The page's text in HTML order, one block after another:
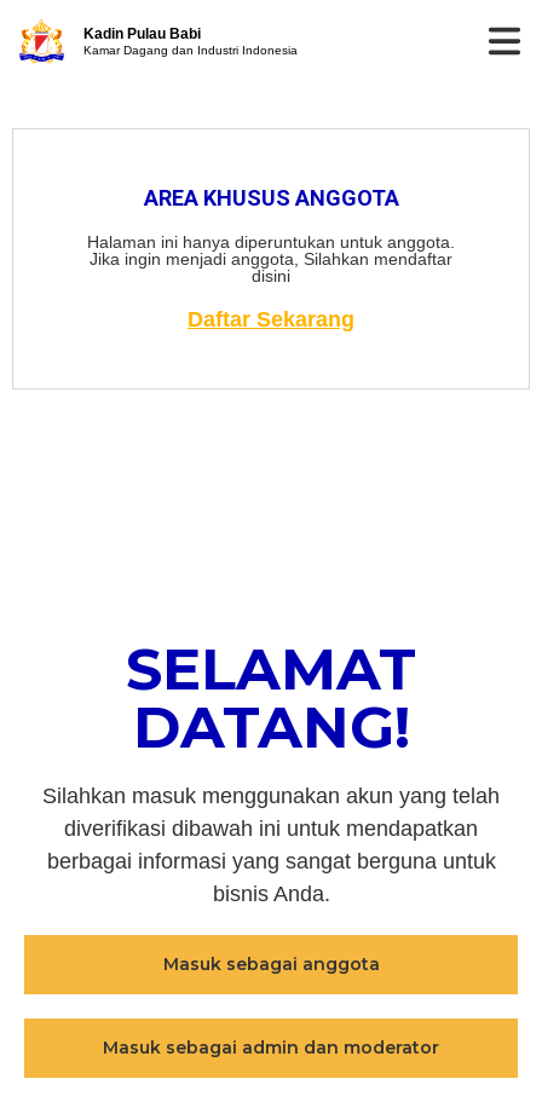
Kadin Pulau Babi
Kamar Dagang dan Industri Indonesia
AREA KHUSUS ANGGOTA
Halaman ini hanya diperuntukan untuk anggota.
Jika ingin menjadi anggota, Silahkan mendaftar
disini
Daftar Sekarang
SELAMAT
DATANG!
Silahkan masuk menggunakan akun yang telah
diverifikasi dibawah ini untuk mendapatkan
berbagai informasi yang sangat berguna untuk
bisnis Anda.
Masuk sebagai anggota
Masuk sebagai admin dan moderator